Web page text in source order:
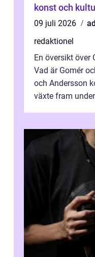
konst och
09 juli 2026
redaktionel
En översikt över
Vad är Gomér
och Andersson
växte fram